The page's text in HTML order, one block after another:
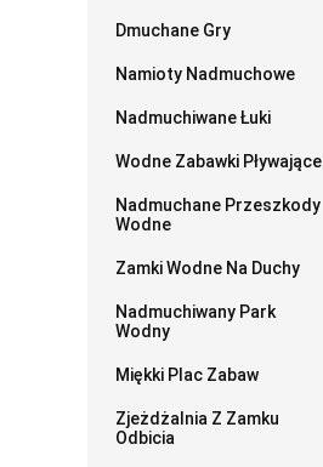
Dmuchane Gry
Namioty Nadmuchowe
Nadmuchiwane Łuki
Wodne Zabawki Pływające
Nadmuchane Przeszkody
Wodne
Zamki Wodne Na Duchy
Nadmuchiwany Park
Wodny
Miękki Plac Zabaw
Zjeżdżalnia Z Zamku
Odbicia